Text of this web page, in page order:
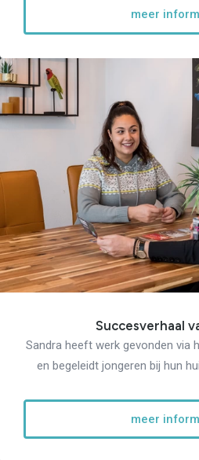
meer
Succesverhaal
Sandra heeft werk gevonden via
en begeleidt jongeren bij hun
meer